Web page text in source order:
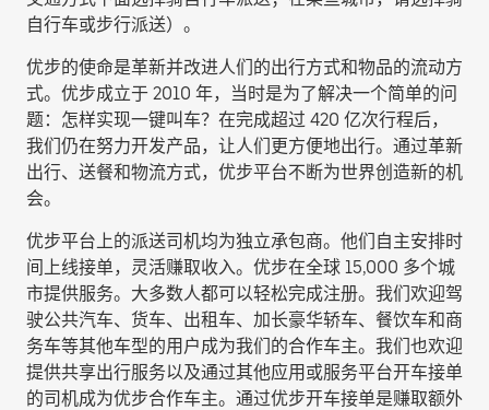
自行车或步行派送）。
优步的使命是革新并改进人们的出行方式和物品的流动方
式。优步成立于 2010 年，当时是为了解决一个简单的问
题：怎样实现一键叫车？在完成超过 420 亿次行程后，
我们仍在努力开发产品，让人们更方便地出行。通过革新
出行、送餐和物流方式，优步平台不断为世界创造新的机
会。
优步平台上的派送司机均为独立承包商。他们自主安排时
间上线接单，灵活赚取收入。优步在全球 15,000 多个城
市提供服务。大多数人都可以轻松完成注册。我们欢迎驾
驶公共汽车、货车、出租车、加长豪华轿车、餐饮车和商
务车等其他车型的用户成为我们的合作车主。我们也欢迎
提供共享出行服务以及通过其他应用或服务平台开车接单
的司机成为优步合作车主。通过优步开车接单是赚取额外